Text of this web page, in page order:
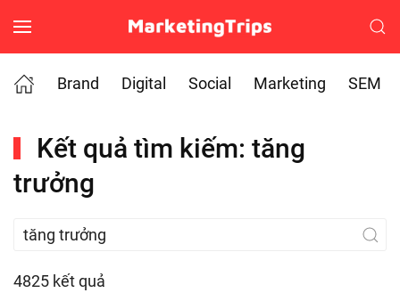
Skip to main content
Brand
Digital Social Marketing SEM
Kết quả tìm kiếm: tăng
trưởng
4825 kết quả